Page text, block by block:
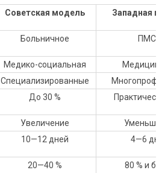
Советская модель Западная
Больничное ПМСП
Медико-социальная
Специализированные
До 30 %
Увеличение
10—12 дней 4—6
20—40 % 80 % и